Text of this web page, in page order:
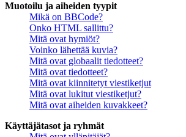
Muotoilu ja aiheiden tyypit
Mikä on BBCode?
Onko HTML sallittu?
Mitä ovat hymiöt?
Voinko lähettää kuvia?
Mitä ovat globaalit tiedotteet?
Mitä ovat tiedotteet?
Mitä ovat kiinnitetyt viestiketjut
Mitä ovat lukitut viestiketjut?
Mitä ovat aiheiden kuvakkeet?
Käyttäjätasot ja ryhmät